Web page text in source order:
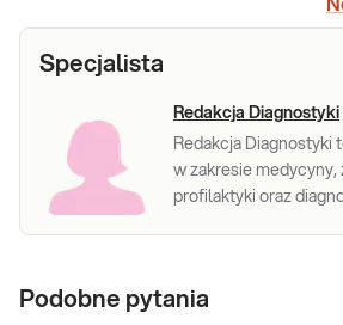
Specjalista
Redakcja Diagnostyki
Redakcja Diagnostyki
w zakresie medycyny,
profilaktyki oraz
Podobne pytania